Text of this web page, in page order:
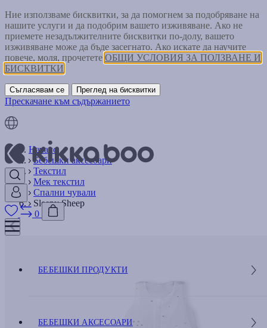
Ние използваме бисквитки, за да помогнем за подобряване на
нашите услуги и да подобрим вашето изживяване. Ако не
приемете незадължителните бисквитки по-долу, вашето
изживяване може да бъде засегнато. Ако искате да научите
повече, моля, прочетете ОБЩИ УСЛОВИЯ ЗА ПОЛЗВАНЕ И
БИСКВИТКИ
Съгласявам се Преглед на бисквитки
Прескачане към съдържанието
0
БЕБЕШКИ ПРОДУКТИ
БЕБЕШКИ АКСЕСОАРИ
Начало
Бебешки аксесоари
Текстил
Мек текстил
Спални чували
Sleepy Sheep